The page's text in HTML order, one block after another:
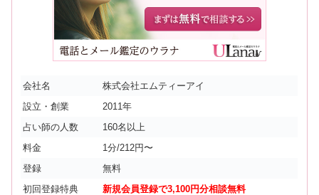
会社名
株式会社エムティーアイ
設立・創業
2011年
占い師の人数
160名以上
料金
1分/212円〜
登録
無料
初回登録特典
新規会員登録で3,100円分相談無料